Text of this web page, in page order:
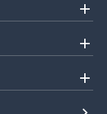
add
add
add